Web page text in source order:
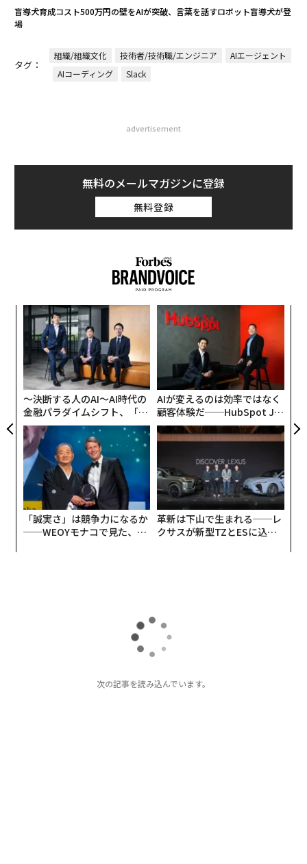
盲導犬育成コスト500万円の壁をAIが突破、言葉を話すロボット盲導犬が登
場
タグ：
組織/組織文化 技術者/技術職/エンジニア
AIエージェント
AIコーディング
Slack
advertisement
無料のメールマガジンに登録
無料登録
〜決断する人のAI〜AI時代の
金融パラダイムシフト、「超
個別化」の核心 【MUFG×ウ
ェルスナビ×PwC】
AIが変えるのは効率ではなく
顧客体験だ──HubSpot Ja
panが語る「Grow Better」
な組織のつくり方
「誠実さ」は競争力になるか
──WEOYモナコで見た、く
革新は下山で生まれる──レ
クサスが新型TZとESに込め